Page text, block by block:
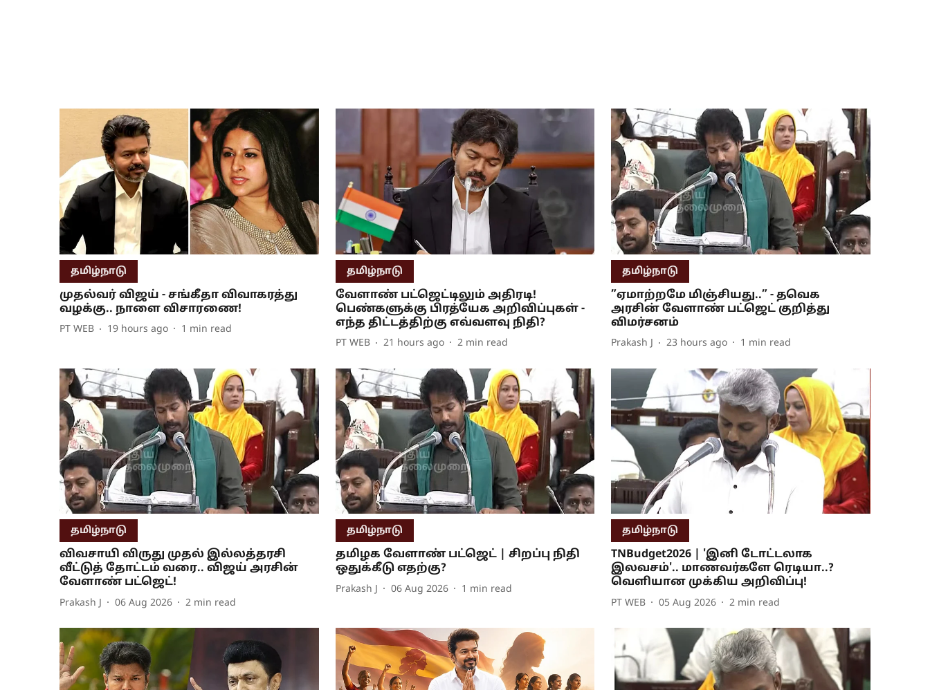
தமிழ்நாடு
முதல்வர் விஜய் - சங்கீதா விவாகரத்து
வழக்கு.. நாளை விசாரணை!
PT WEB 19 hours ago 1 min read
தமிழ்நாடு
வேளாண் பட்ஜெட்டிலும் அதிரடி!
பெண்களுக்கு பிரத்யேக அறிவிப்புகள் -
எந்த திட்டத்திற்கு எவ்வளவு நிதி?
PT WEB 21 hours ago 2 min read
தமிழ்நாடு
”ஏமாற்றமே மிஞ்சியது..” - தவெக
அரசின் வேளாண் பட்ஜெட் குறித்து
விமர்சனம்
Prakash J 23 hours ago 1 min read
தமிழ்நாடு
விவசாயி விருது முதல் இல்லத்தரசி
வீட்டுத் தோட்டம் வரை.. விஜய் அரசின்
வேளாண் பட்ஜெட்!
Prakash J 06 Aug 2026 2 min read
தமிழ்நாடு
தமிழக வேளாண் பட்ஜெட் | சிறப்பு நிதி
ஒதுக்கீடு எதற்கு?
Prakash J 06 Aug 2026 1 min read
தமிழ்நாடு
TNBudget2026 | 'இனி டோட்டலாக
இலவசம்'.. மாணவர்களே ரெடியா..?
வெளியான முக்கிய அறிவிப்பு!
PT WEB 05 Aug 2026 2 min read